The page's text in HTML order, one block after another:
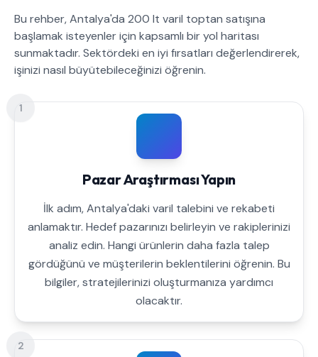
Bu rehber, Antalya'da 200 lt varil toptan satışına
başlamak isteyenler için kapsamlı bir yol haritası
sunmaktadır. Sektördeki en iyi fırsatları değerlendirerek,
işinizi nasıl büyütebileceğinizi öğrenin.
1
Pazar Araştırması Yapın
İlk adım, Antalya'daki varil talebini ve rekabeti
anlamaktır. Hedef pazarınızı belirleyin ve rakiplerinizi
analiz edin. Hangi ürünlerin daha fazla talep
gördüğünü ve müşterilerin beklentilerini öğrenin. Bu
bilgiler, stratejilerinizi oluşturmanıza yardımcı
olacaktır.
2